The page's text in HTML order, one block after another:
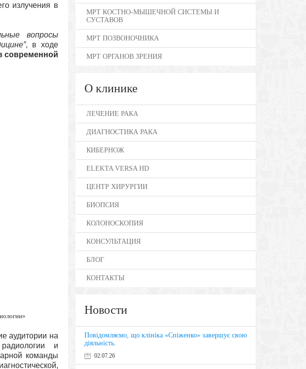
излучения в
вопросы
, в ходе
современной
аудитории на
и
команды
МРТ КОСТНО-МЫШЕЧНОЙ СИСТЕМЫ И
СУСТАВОВ
МРТ ПОЗВОНОЧНИКА
МРТ ОРГАНОВ ЗРЕНИЯ
О клинике
ЛЕЧЕНИЕ РАКА
ДИАГНОСТИКА РАКА
КИБЕРНОЖ
ELEKTA VERSA HD
ЦЕНТР ХИРУРГИИ
БИОПСИЯ
КОЛОНОСКОПИЯ
КОНСУЛЬТАЦИЯ
БЛОГ
КОНТАКТЫ
Новости
Повідомляємо, що клініка «Спіженко» завершує свою
діяльність.
02.07.26